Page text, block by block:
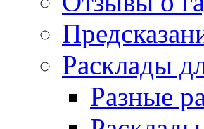
Расклады
Разные